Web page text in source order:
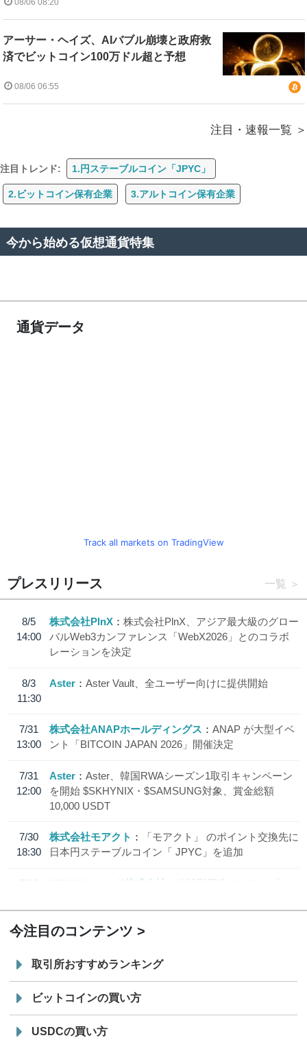
08/06 08:20
アーサー・ヘイズ、AIバブル崩壊と政府救
済でビットコイン100万ドル超と予想
08/06 06:55
注目・速報一覧
注目トレンド: 1.円ステーブルコイン「JPYC」
2.ビットコイン保有企業 3.アルトコイン保有企業
今から始める仮想通貨特集
通貨データ
Track all markets on TradingView
プレスリリース 一覧
8/5
14:00
株式会社PlnX
株式会社PlnX、アジア最大級のグロー
バルWeb3カンファレンス「WebX2026」とのコラボ
レーションを決定
8/3
11:30
Aster Aster Vault、全ユーザー向けに提供開始
7/31
13:00
株式会社ANAPホールディングス
ANAP が大型イベ
ント「BITCOIN JAPAN 2026」開催決定
7/31
12:00
Aster
Aster、韓国RWAシーズン1取引キャンペーン
を開始 $SKHYNIX・$SAMSUNG対象、賞金総額
10,000 USDT
7/30
18:30
株式会社モアクト
「モアクト」 のポイント交換先に
日本円ステーブルコイン「 JPYC」を追加
7/29
SBI VCトレード株式会社
信託型円建てステーブル
今注目のコンテンツ
取引所おすすめランキング
ビットコインの買い方
USDCの買い方